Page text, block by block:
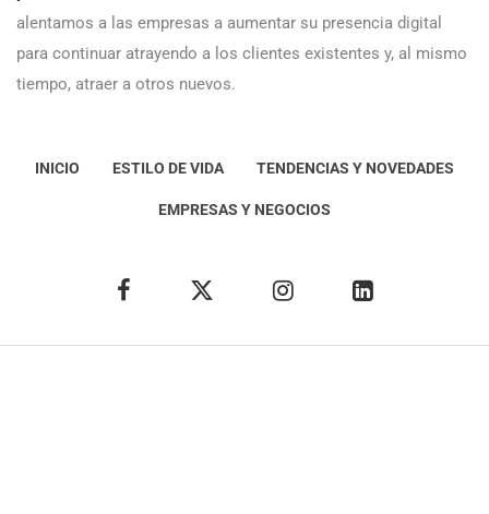
alentamos a las empresas a aumentar su presencia digital
para continuar atrayendo a los clientes existentes y, al mismo
tiempo, atraer a otros nuevos.
INICIO ESTILO DE VIDA TENDENCIAS Y NOVEDADES
EMPRESAS Y NEGOCIOS